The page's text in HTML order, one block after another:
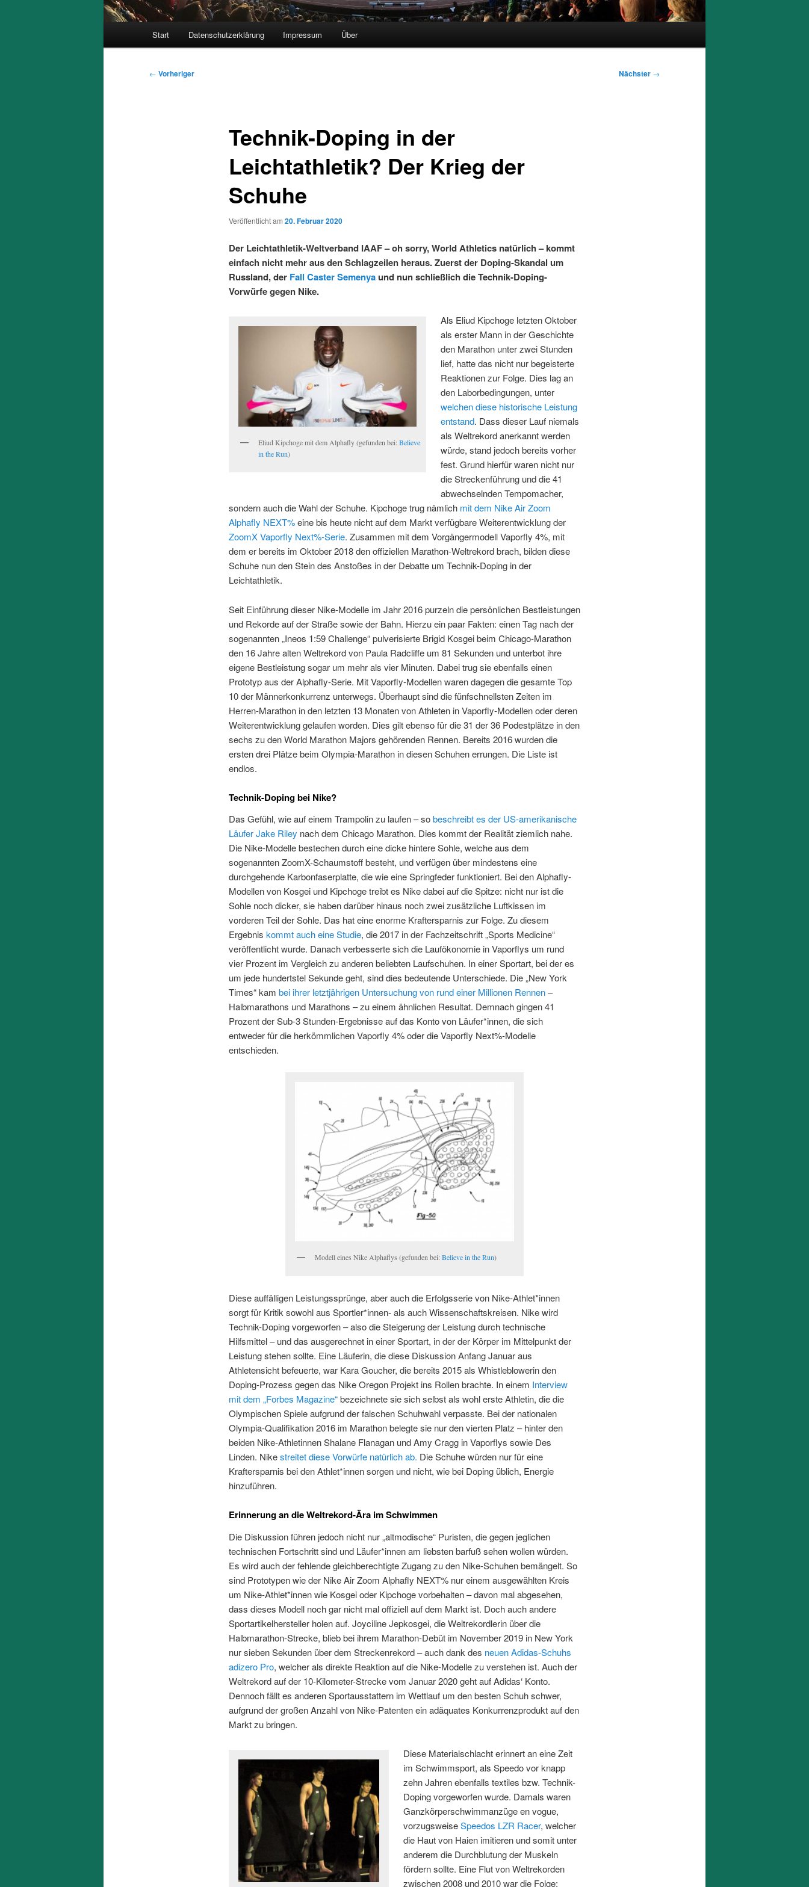
Start Datenschutzerklärung Impressum Über
Beitragsnavigation
← Vorheriger Nächster →
Technik-Doping in der
Leichtathletik? Der Krieg der
Schuhe
Veröffentlicht am 20. Februar 2020
Der Leichtathletik-Weltverband IAAF – oh sorry, World Athletics natürlich – kommt
einfach nicht mehr aus den Schlagzeilen heraus. Zuerst der Doping-Skandal um
Russland, der Fall Caster Semenyaund nun schließlich die Technik-Doping-
Vorwürfe gegen Nike.
Eliud Kipchoge mit dem Alphafly (gefunden bei: Believe
in the Run)
Als Eliud Kipchoge letzten Oktober
als erster Mann in der Geschichte
den Marathon unter zwei Stunden
lief, hatte das nicht nur begeisterte
Reaktionen zur Folge. Dies lag an
den Laborbedingungen, unter
welchen diese historische Leistung
entstand. Dass dieser Lauf niemals
als Weltrekord anerkannt werden
würde, stand jedoch bereits vorher
fest. Grund hierfür waren nicht nur
die Streckenführung und die 41
abwechselnden Tempomacher,
sondern auch die Wahl der Schuhe. Kipchoge trug nämlich mit dem Nike Air Zoom
Alphafly NEXT%eine bis heute nicht auf dem Markt verfügbare Weiterentwicklung der
ZoomX Vaporfly Next%-Serie. Zusammen mit dem Vorgängermodell Vaporfly 4%, mit
dem er bereits im Oktober 2018 den offiziellen Marathon-Weltrekord brach, bilden diese
Schuhe nun den Stein des Anstoßes in der Debatte um Technik-Doping in der
Leichtathletik.
Seit Einführung dieser Nike-Modelle im Jahr 2016 purzeln die persönlichen Bestleistungen
und Rekorde auf der Straße sowie der Bahn. Hierzu ein paar Fakten: einen Tag nach der
sogenannten „Ineos 1:59 Challenge“ pulverisierte Brigid Kosgei beim Chicago-Marathon
den 16 Jahre alten Weltrekord von Paula Radcliffe um 81 Sekunden und unterbot ihre
eigene Bestleistung sogar um mehr als vier Minuten. Dabei trug sie ebenfalls einen
Prototyp aus der Alphafly-Serie. Mit Vaporfly-Modellen waren dagegen die gesamte Top
10 der Männerkonkurrenz unterwegs. Überhaupt sind die fünfschnellsten Zeiten im
Herren-Marathon in den letzten 13 Monaten von Athleten in Vaporfly-Modellen oder deren
Weiterentwicklung gelaufen worden. Dies gilt ebenso für die 31 der 36 Podestplätze in den
sechs zu den World Marathon Majors gehörenden Rennen. Bereits 2016 wurden die
ersten drei Plätze beim Olympia-Marathon in diesen Schuhen errungen. Die Liste ist
endlos.
Technik-Doping bei Nike?
Das Gefühl, wie auf einem Trampolin zu laufen – sobeschreibt es der US-amerikanische
Läufer Jake Riley nach dem Chicago Marathon. Dies kommt der Realität ziemlich nahe.
Die Nike-Modelle bestechen durch eine dicke hintere Sohle, welche aus dem
sogenannten ZoomX-Schaumstoff besteht, und verfügen über mindestens eine
durchgehende Karbonfaserplatte, die wie eine Springfeder funktioniert. Bei den Alphafly-
Modellen von Kosgei und Kipchoge treibt es Nike dabei auf die Spitze: nicht nur ist die
Sohle noch dicker, sie haben darüber hinaus noch zwei zusätzliche Luftkissen im
vorderen Teil der Sohle. Das hat eine enorme Kraftersparnis zur Folge. Zu diesem
Ergebnis kommt auch eine Studie, die 2017 in der Fachzeitschrift „Sports Medicine“
veröffentlicht wurde. Danach verbesserte sich die Laufökonomie in Vaporflys um rund
vier Prozent im Vergleich zu anderen beliebten Laufschuhen. In einer Sportart, bei der es
um jede hundertstel Sekunde geht, sind dies bedeutende Unterschiede. Die „New York
Times“ kam bei ihrer letztjährigen Untersuchung von rund einer Millionen Rennen–
Halbmarathons und Marathons – zu einem ähnlichen Resultat. Demnach gingen 41
Prozent der Sub-3 Stunden-Ergebnisse auf das Konto von Läufer*innen, die sich
entweder für die herkömmlichen Vaporfly 4% oder die Vaporfly Next%-Modelle
entschieden.
Modell eines Nike Alphaflys (gefunden bei: Believe in the Run)
Diese auffälligen Leistungssprünge, aber auch die Erfolgsserie von Nike-Athlet*innen
sorgt für Kritik sowohl aus Sportler*innen- als auch Wissenschaftskreisen. Nike wird
Technik-Doping vorgeworfen – also die Steigerung der Leistung durch technische
Hilfsmittel – und das ausgerechnet in einer Sportart, in der der Körper im Mittelpunkt der
Leistung stehen sollte. Eine Läuferin, die diese Diskussion Anfang Januar aus
Athletensicht befeuerte, war Kara Goucher, die bereits 2015 als Whistleblowerin den
Doping-Prozess gegen das Nike Oregon Projekt ins Rollen brachte. In einem Interview
mit dem „Forbes Magazine“bezeichnete sie sich selbst als wohl erste Athletin, die die
Olympischen Spiele aufgrund der falschen Schuhwahl verpasste. Bei der nationalen
Olympia-Qualifikation 2016 im Marathon belegte sie nur den vierten Platz – hinter den
beiden Nike-Athletinnen Shalane Flanagan und Amy Cragg in Vaporflys sowie Des
Linden. Nikestreitet diese Vorwürfe natürlich ab. Die Schuhe würden nur für eine
Kraftersparnis bei den Athlet*innen sorgen und nicht, wie bei Doping üblich, Energie
hinzuführen.
Erinnerung an die Weltrekord-Ära im Schwimmen
Die Diskussion führen jedoch nicht nur „altmodische“ Puristen, die gegen jeglichen
technischen Fortschritt sind und Läufer*innen am liebsten barfuß sehen wollen würden.
Es wird auch der fehlende gleichberechtigte Zugang zu den Nike-Schuhen bemängelt. So
sind Prototypen wie der Nike Air Zoom Alphafly NEXT% nur einem ausgewählten Kreis
um Nike-Athlet*innen wie Kosgei oder Kipchoge vorbehalten – davon mal abgesehen,
dass dieses Modell noch gar nicht mal offiziell auf dem Markt ist. Doch auch andere
Sportartikelhersteller holen auf. Joyciline Jepkosgei, die Weltrekordlerin über die
Halbmarathon-Strecke, blieb bei ihrem Marathon-Debüt im November 2019 in New York
nur sieben Sekunden über dem Streckenrekord – auch dank des neuen Adidas-Schuhs
adizero Pro, welcher als direkte Reaktion auf die Nike-Modelle zu verstehen ist. Auch der
Weltrekord auf der 10-Kilometer-Strecke vom Januar 2020 geht auf Adidas‘ Konto.
Dennoch fällt es anderen Sportausstattern im Wettlauf um den besten Schuh schwer,
aufgrund der großen Anzahl von Nike-Patenten ein adäquates Konkurrenzprodukt auf den
Markt zu bringen.
Diese Materialschlacht erinnert an eine Zeit
im Schwimmsport, als Speedo vor knapp
zehn Jahren ebenfalls textiles bzw. Technik-
Doping vorgeworfen wurde. Damals waren
Ganzkörperschwimmanzüge en vogue,
vorzugsweiseSpeedos LZR Racer, welcher
die Haut von Haien imitieren und somit unter
anderem die Durchblutung der Muskeln
fördern sollte. Eine Flut von Weltrekorden
zwischen 2008 und 2010 war die Folge: